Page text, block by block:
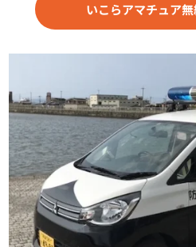
いこらアマチュア